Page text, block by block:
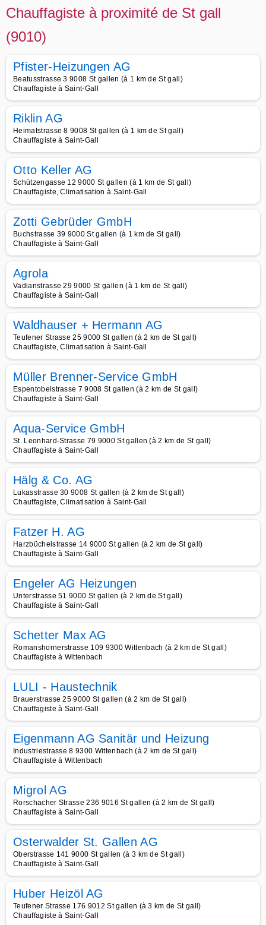
Chauffagiste à proximité de St gall
(9010)
Pfister-Heizungen AG
Beatusstrasse 3 9008 St gallen (à 1 km de St gall)
Chauffagiste à Saint-Gall
Riklin AG
Heimatstrasse 8 9008 St gallen (à 1 km de St gall)
Chauffagiste à Saint-Gall
Otto Keller AG
Schützengasse 12 9000 St gallen (à 1 km de St gall)
Chauffagiste, Climatisation à Saint-Gall
Zotti Gebrüder GmbH
Buchstrasse 39 9000 St gallen (à 1 km de St gall)
Chauffagiste à Saint-Gall
Agrola
Vadianstrasse 29 9000 St gallen (à 1 km de St gall)
Chauffagiste à Saint-Gall
Waldhauser + Hermann AG
Teufener Strasse 25 9000 St gallen (à 2 km de St gall)
Chauffagiste, Climatisation à Saint-Gall
Müller Brenner-Service GmbH
Espentobelstrasse 7 9008 St gallen (à 2 km de St gall)
Chauffagiste à Saint-Gall
Aqua-Service GmbH
St. Leonhard-Strasse 79 9000 St gallen (à 2 km de St gall)
Chauffagiste à Saint-Gall
Hälg & Co. AG
Lukasstrasse 30 9008 St gallen (à 2 km de St gall)
Chauffagiste, Climatisation à Saint-Gall
Fatzer H. AG
Harzbüchelstrasse 14 9000 St gallen (à 2 km de St gall)
Chauffagiste à Saint-Gall
Engeler AG Heizungen
Unterstrasse 51 9000 St gallen (à 2 km de St gall)
Chauffagiste à Saint-Gall
Schetter Max AG
Romanshornerstrasse 109 9300 Wittenbach (à 2 km de St gall)
Chauffagiste à Wittenbach
LULI - Haustechnik
Brauerstrasse 25 9000 St gallen (à 2 km de St gall)
Chauffagiste à Saint-Gall
Eigenmann AG Sanitär und Heizung
Industriestrasse 8 9300 Wittenbach (à 2 km de St gall)
Chauffagiste à Wittenbach
Migrol AG
Rorschacher Strasse 236 9016 St gallen (à 2 km de St gall)
Chauffagiste à Saint-Gall
Osterwalder St. Gallen AG
Oberstrasse 141 9000 St gallen (à 3 km de St gall)
Chauffagiste à Saint-Gall
Huber Heizöl AG
Teufener Strasse 176 9012 St gallen (à 3 km de St gall)
Chauffagiste à Saint-Gall